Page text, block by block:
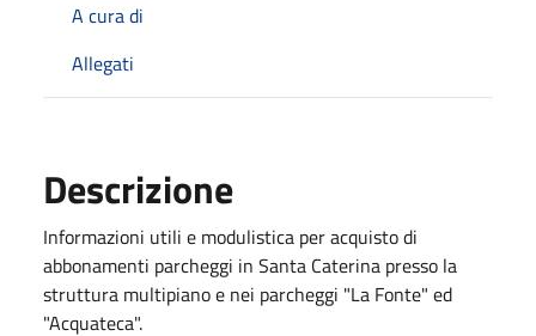
A cura di
Allegati
Descrizione
Informazioni utili e modulistica per acquisto di
abbonamenti parcheggi in Santa Caterina presso la
struttura multipiano e nei parcheggi "La Fonte" ed
"Acquateca".